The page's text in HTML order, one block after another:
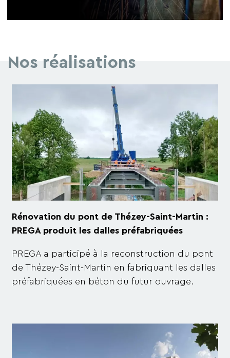
Nos réalisations
Rénovation du pont de Thézey-Saint-Martin :
PREGA produit les dalles préfabriquées
PREGA a participé à la reconstruction du pont
de Thézey-Saint-Martin en fabriquant les dalles
préfabriquées en béton du futur ouvrage.